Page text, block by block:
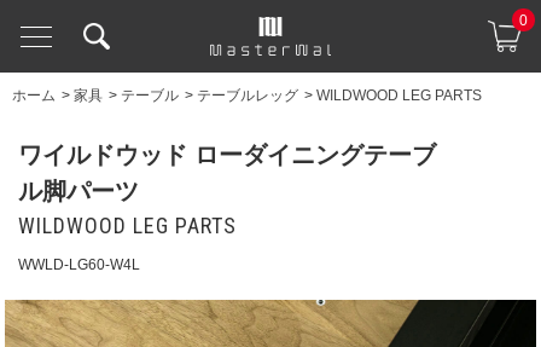
0
ホーム > 家具 > テーブル > テーブルレッグ > WILDWOOD LEG PARTS
ワイルドウッド ローダイニングテーブ
ル脚パーツ
WILDWOOD LEG PARTS
WWLD-LG60-W4L